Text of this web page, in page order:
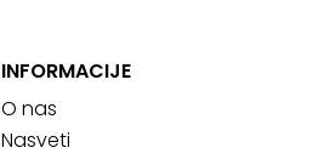
INFORMACIJE
O nas
Nasveti